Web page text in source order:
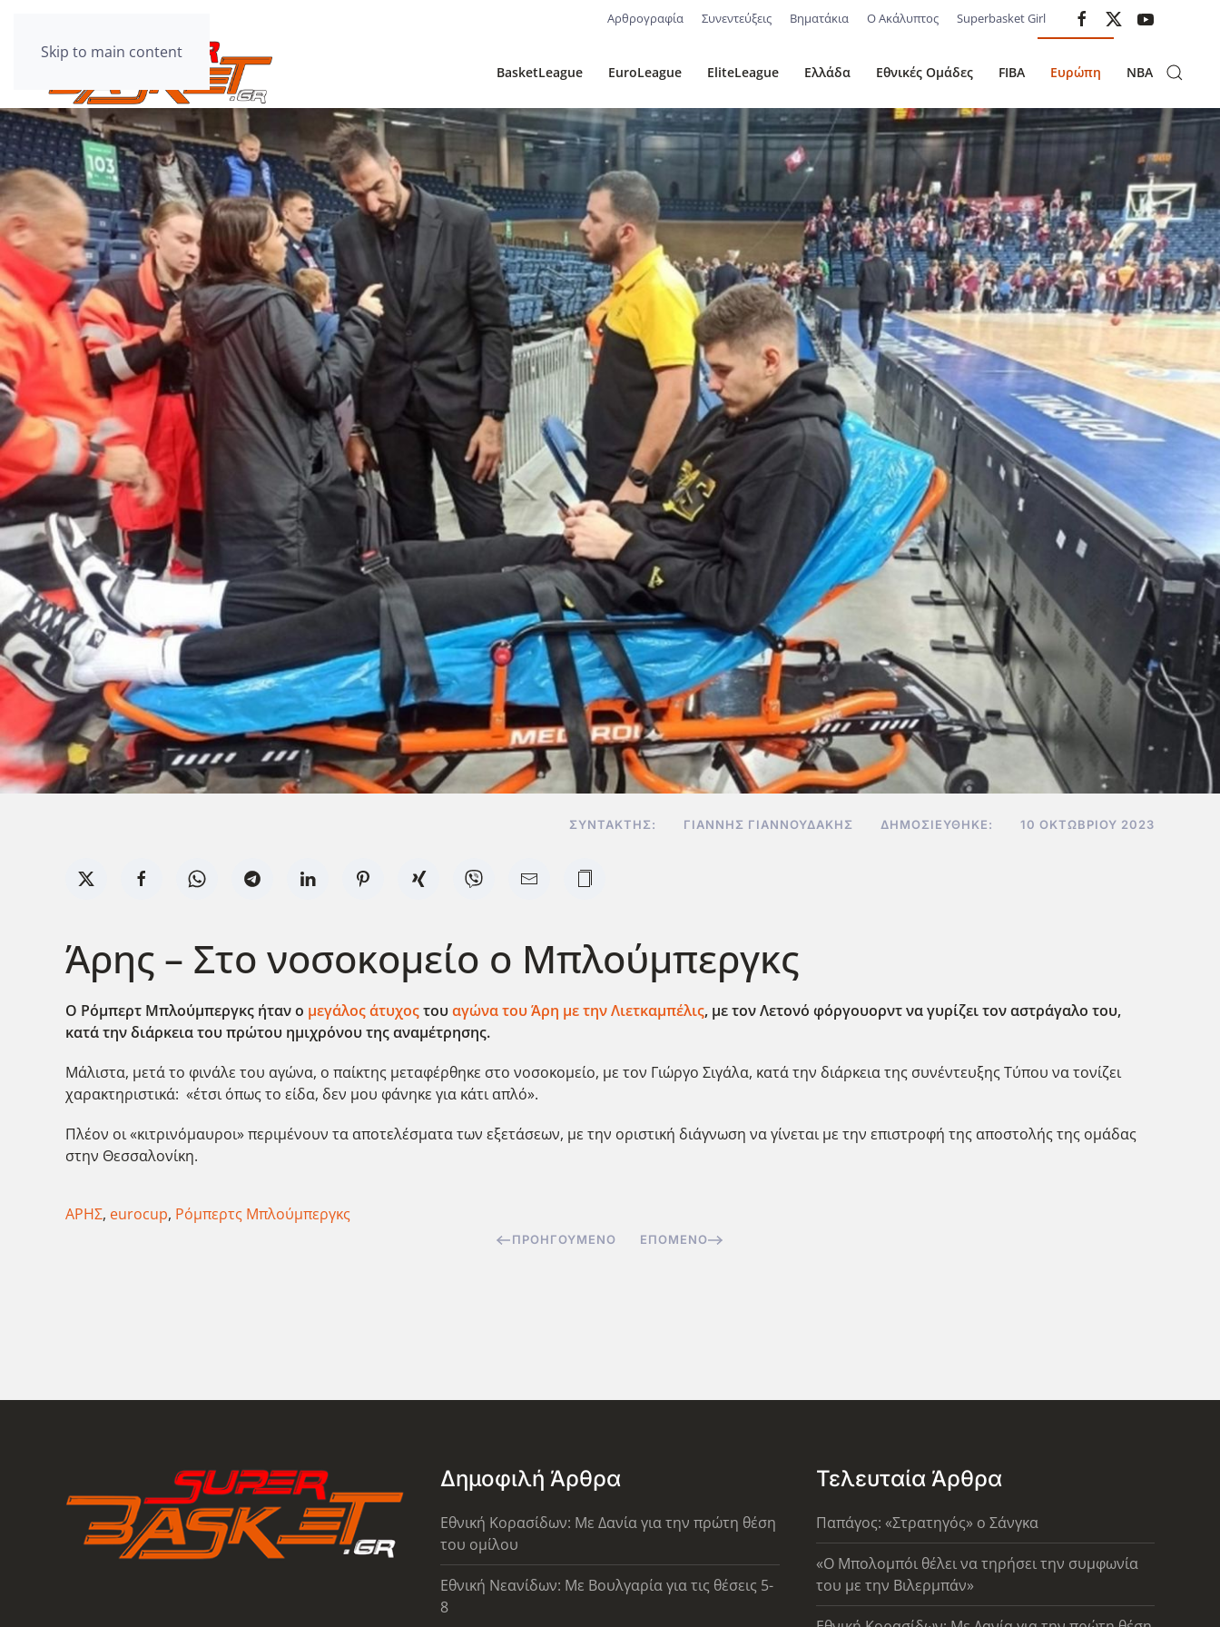
Skip to main content
Αρθρογραφία Συνεντεύξεις Βηματάκια Ο Ακάλυπτος Superbasket Girl
BasketLeague EuroLeague EliteLeague Ελλάδα Εθνικές Ομάδες FIBA Ευρώπη NBA
ΣΥΝΤΆΚΤΗΣ: ΓΙΆΝΝΗΣ ΓΙΑΝΝΟΥΔΆΚΗΣ ΔΗΜΟΣΙΕΎΘΗΚΕ: 10 ΟΚΤΩΒΡΊΟΥ 2023
Άρης – Στο νοσοκομείο ο Μπλούμπεργκς
Ο Ρόμπερτ Μπλούμπεργκς ήταν ο μεγάλος άτυχοςτουαγώνα του Άρη με την Λιετκαμπέλις, με τον Λετονό φόργουορντ να γυρίζει τον αστράγαλο του,
κατά την διάρκεια του πρώτου ημιχρόνου της αναμέτρησης.
Μάλιστα, μετά το φινάλε του αγώνα, ο παίκτης μεταφέρθηκε στο νοσοκομείο, με τον Γιώργο Σιγάλα, κατά την διάρκεια της συνέντευξης Τύπου να τονίζει
χαρακτηριστικά: «έτσι όπως το είδα, δεν μου φάνηκε για κάτι απλό».
Πλέον οι «κιτρινόμαυροι» περιμένουν τα αποτελέσματα των εξετάσεων, με την οριστική διάγνωση να γίνεται με την επιστροφή της αποστολής της ομάδας
στην Θεσσαλονίκη.
ΑΡΗΣ, eurocup, Ρόμπερτς Μπλούμπεργκς
ΠΡΟΗΓΟΎΜΕΝΟ ΕΠΌΜΕΝΟ
Δημοφιλή Άρθρα
Εθνική Κορασίδων: Με Δανία για την πρώτη θέση
του ομίλου
Εθνική Νεανίδων: Με Βουλγαρία για τις θέσεις 5-
8
Τελευταία Άρθρα
Παπάγος: «Στρατηγός» ο Σάνγκα
«Ο Μπολομπόι θέλει να τηρήσει την συμφωνία
του με την Βιλερμπάν»